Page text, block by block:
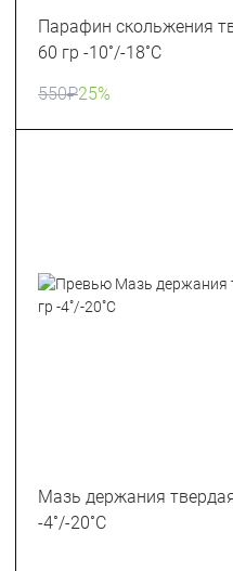
Парафин скольжения
60 гр -10˚/-18˚С
550₽25%
Мазь держания
-4˚/-20˚С